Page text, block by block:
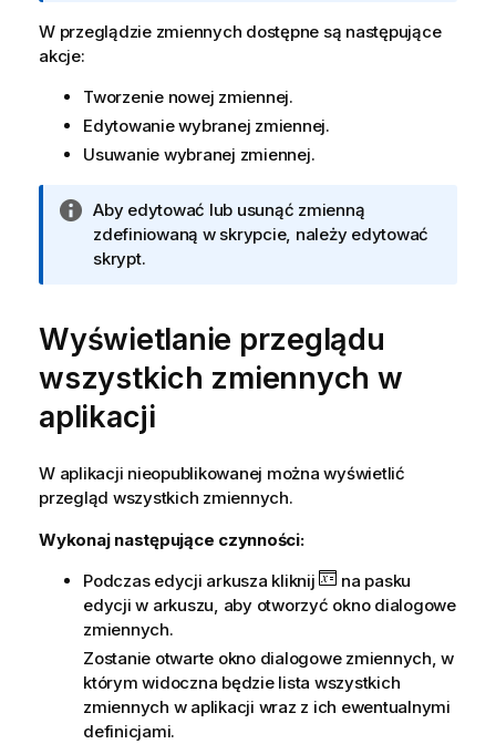
W przeglądzie zmiennych dostępne są następujące
akcje:
Tworzenie nowej zmiennej.
Edytowanie wybranej zmiennej.
Usuwanie wybranej zmiennej.
I
n
f
m
a
c
j
a
Aby edytować lub usunąć zmienną
zdefiniowaną w skrypcie, należy edytować
skrypt.
Wyświetlanie przeglądu
wszystkich zmiennych w
aplikacji
W aplikacji nieopublikowanej można wyświetlić
przegląd wszystkich zmiennych.
Wykonaj następujące czynności:
Podczas edycji arkusza kliknij
na pasku
edycji w arkuszu, aby otworzyć okno dialogowe
zmiennych.
Zostanie otwarte okno dialogowe zmiennych, w
którym widoczna będzie lista wszystkich
zmiennych w aplikacji wraz z ich ewentualnymi
definicjami.